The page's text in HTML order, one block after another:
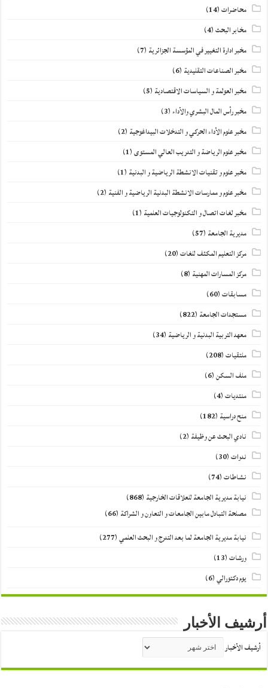
محاضرات(14)
مخابر البحث(4)
مخبر ادارة التغيير في المؤسسة الجزائرية (7)
مخبر الصناعات التقليدية (6)
مخبر العولمة و السياسات الاقتصادية (5)
مخبر رأس المال البشري والأداء(3)
مخبر علوم الأداء الحركي و التدخلات البيداغوجية (2)
مخبر علوم الرياضة و التدريب العالي المستوى(1)
مخبر علوم و تقنيات الانشطة الرياضية و البدنية (1)
مخبر علوم و ممارسات الانشطة البدنية الرياضية و الفنية (2)
مخبر لغات اتصال و التكنولوجيات العلمية (1)
مديرية الجامعة (57)
مركز التعليم المكثف للغات(20)
مركز المسارات المهنية (8)
مسابقات(60)
مستجدات الجامعة (822)
معهد التربية البدنية و الرياضية (34)
ملتقيات(208)
ملف السكن(6)
منتديات(4)
منح دراسية (182)
نادي البحث عن وظيفة (2)
ندوات(30)
نشاطات(74)
نيابة مديرية الجامعة للعلاقات الخارجية (868)
مصلحة التبادل مابين الجامعات و التعاون و الشراكة (66)
نيابة مديرية الجامعة لما بعد التدرج و البحث العلمي(277)
ورشات(13)
يوم دكتورالي(6)
أرشيف الأخبار
أرشيف الأخبار